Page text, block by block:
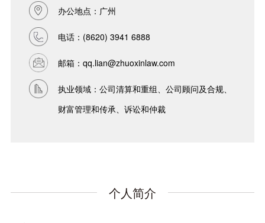
办公地点：广州
电话： (8620) 3941 6888
邮箱： qq.lian@zhuoxinlaw.com
执业领域：公司清算和重组、公司顾问及合规、
财富管理和传承、诉讼和仲裁
个人简介